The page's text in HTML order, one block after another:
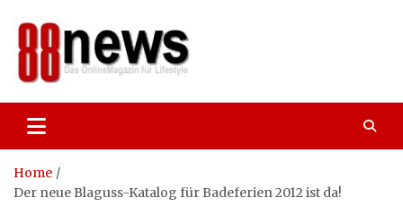
content
Home
Der neue Blaguss-Katalog für Badeferien 2012 ist da!